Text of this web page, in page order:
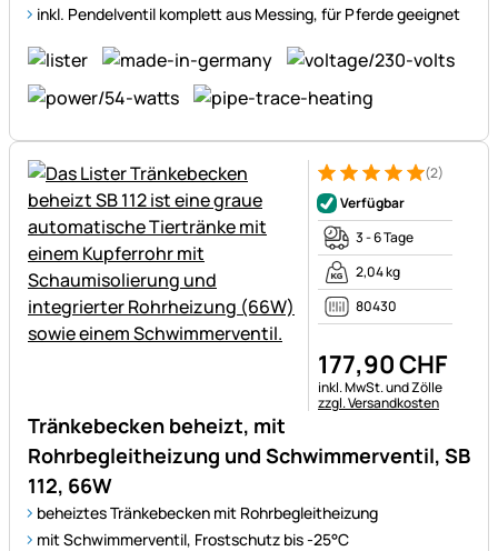
inkl. Pendelventil komplett aus Messing, für Pferde geeignet
Tränkebecken beheizt, mit
Rohrbegleitheizung und Schwimmerventil, SB
112, 66W
beheiztes Tränkebecken mit Rohrbegleitheizung
mit Schwimmerventil, Frostschutz bis -25°C
Bewertung: 5 von 5 (2
2 Bewertungen
(2)
Verfügbar
3 - 6 Tage
2,04 kg
80430
177,90CHF
Steuerhinweis:
inkl. MwSt. und Zölle
zzgl. Versandkosten